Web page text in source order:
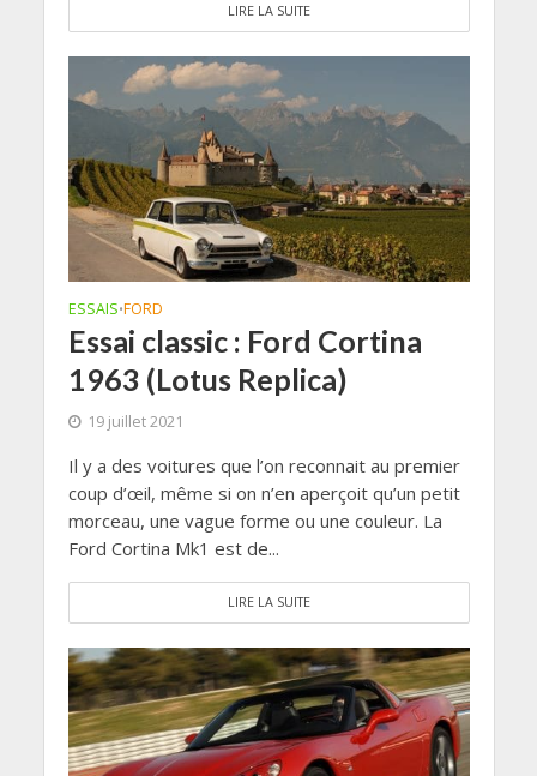
LIRE LA SUITE
ESSAIS•FORD
Essai classic : Ford Cortina
1963 (Lotus Replica)
19 juillet 2021
Il y a des voitures que l’on reconnait au premier
coup d’œil, même si on n’en aperçoit qu’un petit
morceau, une vague forme ou une couleur. La
Ford Cortina Mk1 est de...
LIRE LA SUITE